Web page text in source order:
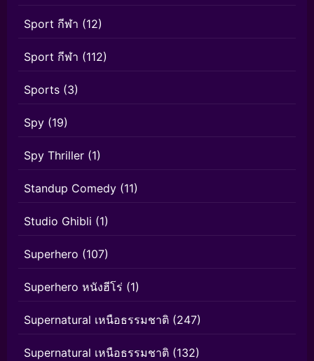
Sport กีฬา (12)
Sport กีฬา (112)
Sports (3)
Spy (19)
Spy Thriller (1)
Standup Comedy (11)
Studio Ghibli (1)
Superhero (107)
Superhero หนังฮีโร่ (1)
Supernatural เหนือธรรมชาติ (247)
Supernatural เหนือธรรมชาติ (132)